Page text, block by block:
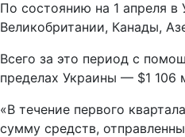
По состоянию на 1 апреля
Великобритании, Канады,
Всего за это период с
пределах Украины — $1 106
«В течение первого
сумму средств,